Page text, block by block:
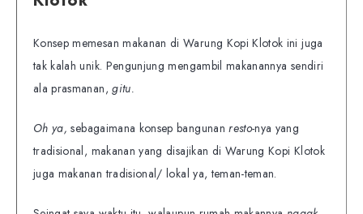
Konsep memesan makanan di Warung Kopi Klotok ini juga
tak kalah unik. Pengunjung mengambil makanannya sendiri
ala prasmanan,gitu.
Oh ya, sebagaimana konsep bangunanresto-nya yang
tradisional, makanan yang disajikan di Warung Kopi Klotok
juga makanan tradisional/ lokal ya, teman-teman.